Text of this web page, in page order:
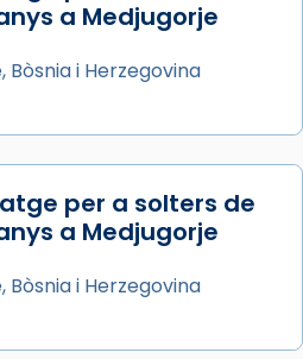
juliol, ha tingut lloc la
en agraïment al
de la visita apostòlica
a Barcelona, i als
Catedral de Barcelona.
el cardenal Joan
la missa i l’ha
auxiliar de Barcelona,
a Medjugorje
Bòsnia i Herzegovina
per a solters de
a Medjugorje
Bòsnia i Herzegovina